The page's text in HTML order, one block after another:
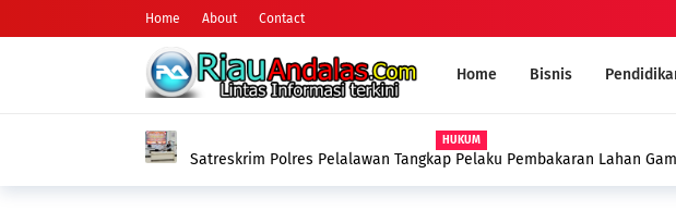
Home About Contact
Home Bisnis
HUKUM
Satreskrim Polres Pelalawan Tangkap Pelaku Pembakaran Lahan